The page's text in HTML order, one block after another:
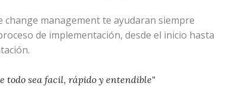
management te ayudaran siempre
de implementación, desde el inicio hasta
todo sea facil, rápido y entendible"